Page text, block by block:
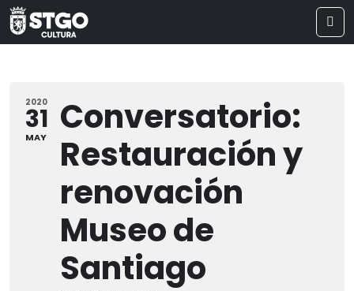
2020
31
MAY
Conversatorio:
Restauración y
renovación
Museo de
Santiago